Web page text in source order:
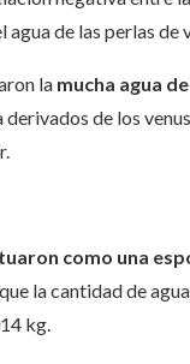
de las perlas
la mucha agua
de los
como una
la cantidad de
kg.